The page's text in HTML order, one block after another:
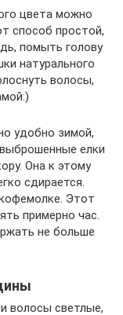
цвета можно
способ простой,
помыть голову
натурального
волосы,
удобно зимой,
елки
Она к этому
сдирается.
Этот
примерно час.
не больше
волосы светлые,